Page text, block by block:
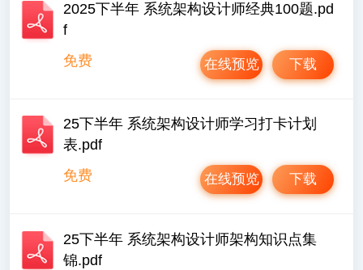
2025下半年 系统架构设计师经典100题.pd
f
免费
下载
在线预览
25下半年 系统架构设计师学习打卡计划
表.pdf
免费
下载
在线预览
25下半年 系统架构设计师架构知识点集
锦.pdf